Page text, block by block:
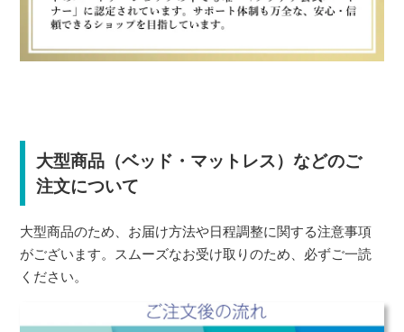
大型商品（ベッド・マットレス）などのご
注文について
大型商品のため、お届け方法や日程調整に関する注意事項
がございます。スムーズなお受け取りのため、必ずご一読
ください。